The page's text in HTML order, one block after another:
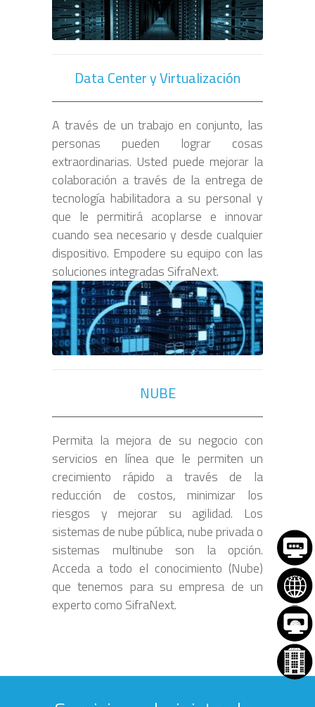
Data Center y Virtualización
A través de un trabajo en conjunto, las
personas pueden lograr cosas
extraordinarias. Usted puede mejorar la
colaboración a través de la entrega de
tecnología habilitadora a su personal y
que le permitirá acoplarse e innovar
cuando sea necesario y desde cualquier
dispositivo. Empodere su equipo con las
soluciones integradas SifraNext.
NUBE
Permita la mejora de su negocio con
servicios en línea que le permiten un
crecimiento rápido a través de la
reducción de costos, minimizar los
riesgos y mejorar su agilidad. Los
sistemas de nube pública, nube privada o
sistemas multinube son la opción.
Acceda a todo el conocimiento (Nube)
que tenemos para su empresa de un
experto como SifraNext.